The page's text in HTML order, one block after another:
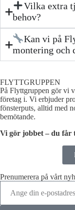
Vilka extra
behov?
Kan vi på
montering och
FLYTTGRUPPEN
På Flyttgruppen gör vi
företag i. Vi erbjuder
fönsterputs, alltid med
bemötande.
Vi gör jobbet – du får
Prenumerera på vårt